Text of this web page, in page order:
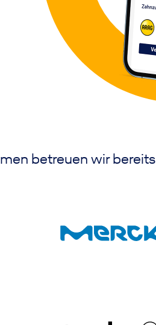
betreuen wir bereits